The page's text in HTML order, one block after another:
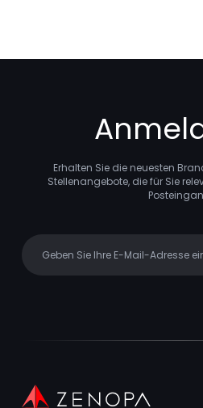
Erhalten Sie die neuesten
Stellenangebote, die für Sie